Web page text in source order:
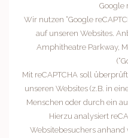
Google
Wir nutzen “Google
auf unseren Websites.
Amphitheatre Parkway,
Mit reCAPTCHA soll
unseren Websites (z.B. in
Menschen oder durch ein
Hierzu analysiert
Websitebesuchers anhand